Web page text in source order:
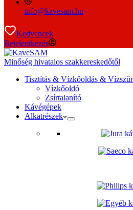
info@kavesam.hu
Kedvencek
Bejelentkezés
Minőség hivatalos szakkereskedőtől
Tisztítás & Vízkőoldás &
Vízkőoldó
Zsírtalanító
Kávégépek
Alkatrészek